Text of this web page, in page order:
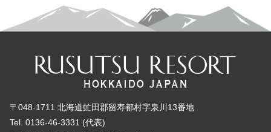
〒048-1711 北海道虻田郡留寿都村字泉川13番地
Tel. 0136-46-3331 (代表)